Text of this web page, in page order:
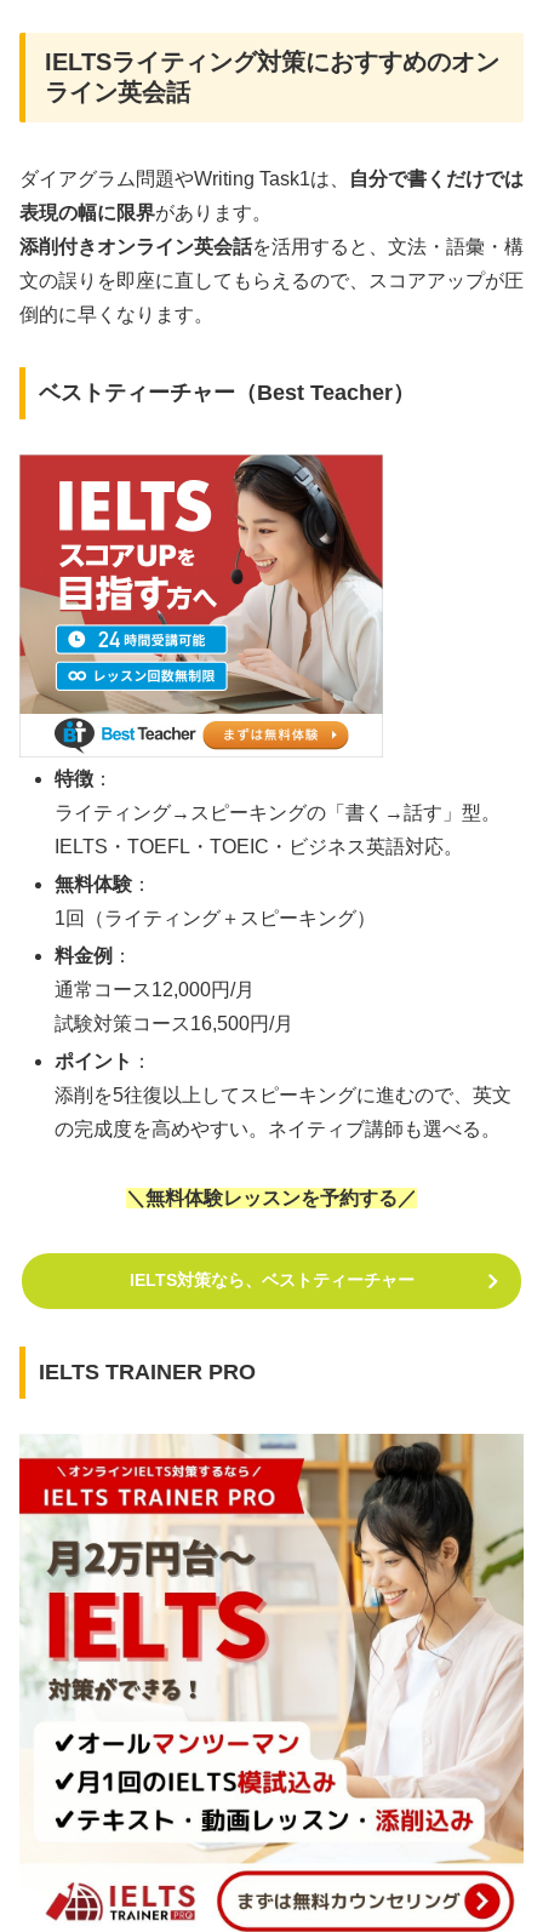
IELTSライティング対策におすすめのオン
ライン英会話
ダイアグラム問題やWriting Task1は、
自分で書くだけでは
表現の幅に限界があります。
添削付きオンライン英会話を活用すると、文法・語彙・構
文の誤りを即座に直してもらえるので、スコアアップが圧
倒的に早くなります。
ベストティーチャー（Best Teacher）
特徴 ：
ライティング→スピーキングの「書く→話す」型。
IELTS・TOEFL・TOEIC・ビジネス英語対応。
無料体験 ：
1回（ライティング＋スピーキング）
料金例 ：
通常コース12,000円/月
試験対策コース16,500円/月
ポイント ：
添削を5往復以上してスピーキングに進むので、英文
の完成度を高めやすい。ネイティブ講師も選べる。
＼無料体験レッスンを予約する／
IELTS対策なら、ベストティーチャー
IELTS TRAINER PRO